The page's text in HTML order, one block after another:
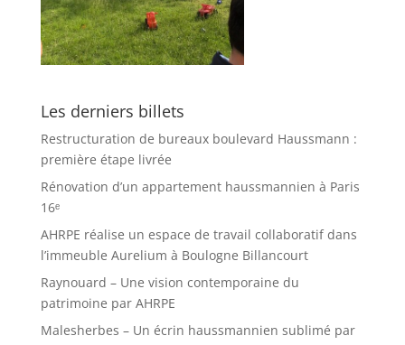
Les derniers billets
Restructuration de bureaux boulevard Haussmann :
première étape livrée
Rénovation d’un appartement haussmannien à Paris
16ᵉ
AHRPE réalise un espace de travail collaboratif dans
l’immeuble Aurelium à Boulogne Billancourt
Raynouard – Une vision contemporaine du
patrimoine par AHRPE
Malesherbes – Un écrin haussmannien sublimé par